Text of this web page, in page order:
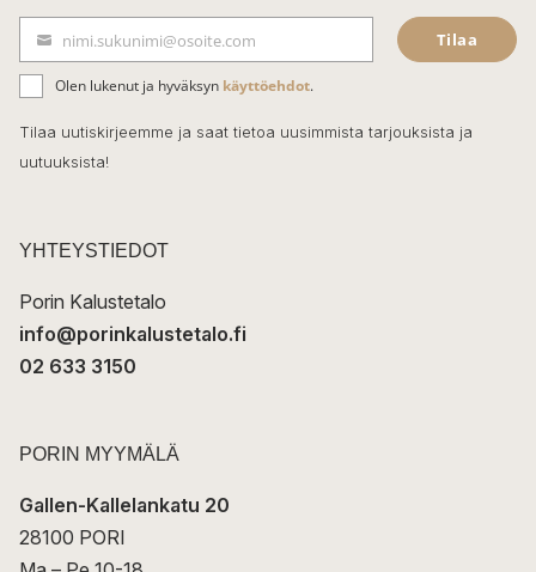
e
b
o
o
k
ä
h
k
t
nimi.sukunimi@osoite.com Tilaa
Olen lukenut ja hyväksyn käyttöehdot.
Tilaa uutiskirjeemme ja saat tietoa uusimmista tarjouksista ja
uutuuksista!
YHTEYSTIEDOT
Porin Kalustetalo
info@porinkalustetalo.fi
02 633 3150
PORIN MYYMÄLÄ
Gallen-Kallelankatu 20
28100 PORI